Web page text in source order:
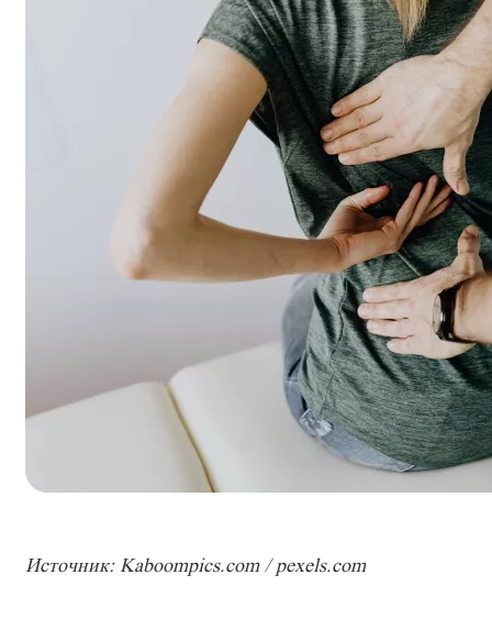
Источник: Kaboompics.com / pexels.com